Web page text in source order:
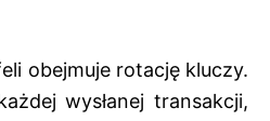
obejmuje rotację kluczy.
wysłanej transakcji,